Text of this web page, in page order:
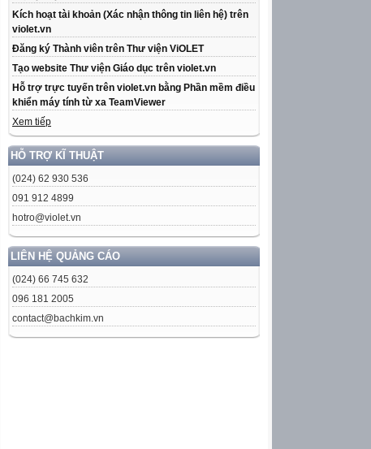
Kích hoạt tài khoản (Xác nhận thông tin liên hệ) trên
violet.vn
Đăng ký Thành viên trên Thư viện ViOLET
Tạo website Thư viện Giáo dục trên violet.vn
Hỗ trợ trực tuyến trên violet.vn bằng Phần mềm điều
khiển máy tính từ xa TeamViewer
Xem tiếp
HỖ TRỢ KĨ THUẬT
(024) 62 930 536
091 912 4899
hotro@violet.vn
LIÊN HỆ QUẢNG CÁO
(024) 66 745 632
096 181 2005
contact@bachkim.vn